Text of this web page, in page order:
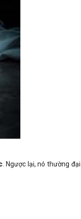
. Ngược lại, nó thường đại